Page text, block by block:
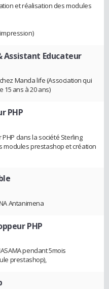
et réalisation des modules
Educateur
Manda life (Association qui
ans à 20 ans)
PHP
dans la société Sterling
modules prestashop et création
Antanimena
PHP
pendant 5mois
prestashop),